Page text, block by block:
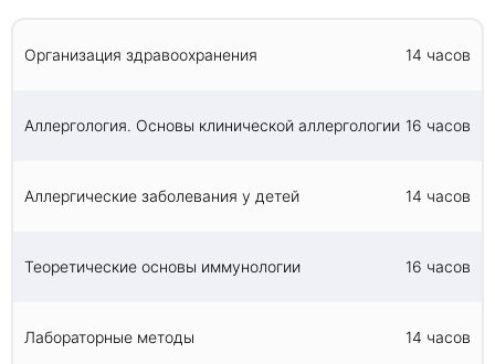
аллергических заболеваний, немедикаментозной
терапии аллергических заболеваний.
лабораторных исследований, назначения
Приобретение навыков проведения кожных
Приобретение компетенций в области
терапии при аллергических заболеваниях,
оказания неотложной помощи при
Организация здравоохранения 14 часов
Аллергология. Основы клинической аллергологии 16 часов
Аллергические заболевания у детей 14 часов
Теоретические основы иммунологии 16 часов
Лабораторные методы 14 часов